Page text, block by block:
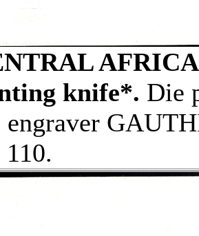
AFRICA
knife*. Die
engraver